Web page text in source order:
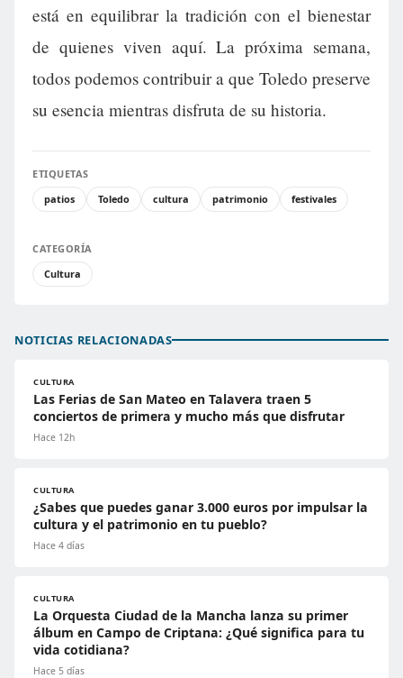
está en equilibrar la tradición con el bienestar
de quienes viven aquí. La próxima semana,
todos podemos contribuir a que Toledo preserve
su esencia mientras disfruta de su historia.
ETIQUETAS
patios
Toledo cultura patrimonio festivales
CATEGORÍA
Cultura
NOTICIAS RELACIONADAS
CULTURA
Las Ferias de San Mateo en Talavera traen 5
conciertos de primera y mucho más que disfrutar
Hace 12h
CULTURA
¿Sabes que puedes ganar 3.000 euros por impulsar la
cultura y el patrimonio en tu pueblo?
Hace 4 días
CULTURA
La Orquesta Ciudad de la Mancha lanza su primer
álbum en Campo de Criptana: ¿Qué significa para tu
vida cotidiana?
Hace 5 días